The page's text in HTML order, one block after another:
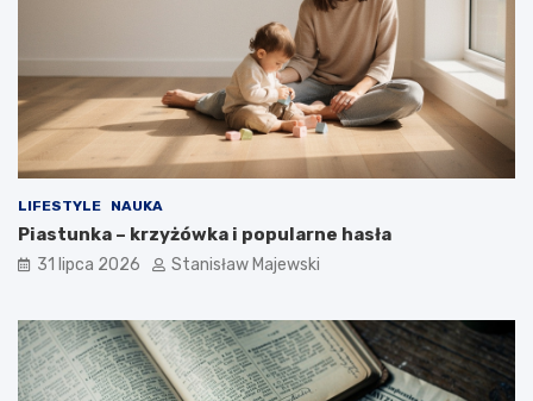
LIFESTYLE NAUKA
Piastunka – krzyżówka i popularne hasła
31 lipca 2026 Stanisław Majewski